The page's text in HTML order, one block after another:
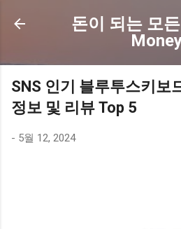
기본 콘텐츠로
돈이 되는 모든
SNS 인기 블루투스키보
정보 및 리뷰 Top 5
- 5월 12, 2024